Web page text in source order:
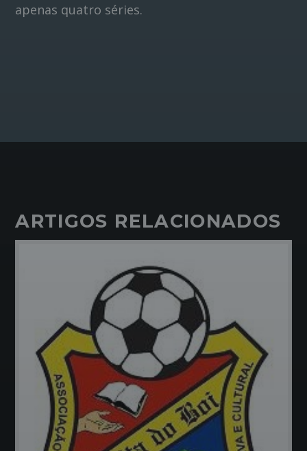
apenas quatro séries.
ARTIGOS RELACIONADOS